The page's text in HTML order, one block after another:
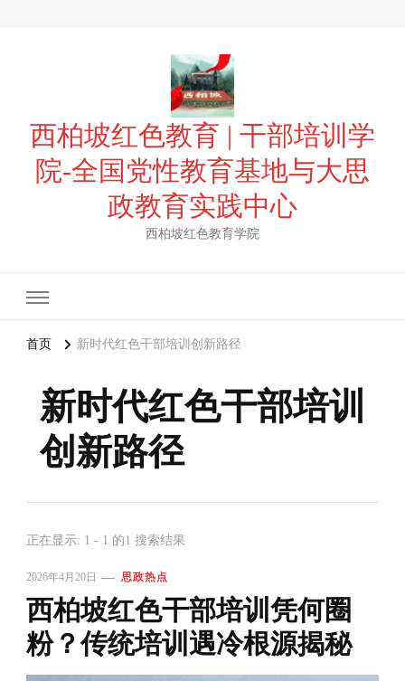
西柏坡红色教育 | 干部培训学
院-全国党性教育基地与大思
政教育实践中心
西柏坡红色教育学院
首页 新时代红色干部培训创新路径
新时代红色干部培训
创新路径
正在显示: 1 - 1 的1 搜索结果
2026年4月20日 思政热点
西柏坡红色干部培训凭何圈
粉？传统培训遇冷根源揭秘